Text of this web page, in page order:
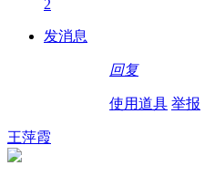
2
发消息
回复
使用道具 举报
王萍霞